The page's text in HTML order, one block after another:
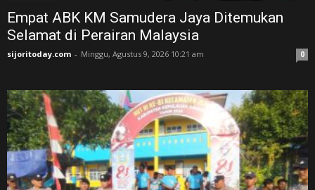
Empat ABK KM Samudera Jaya Ditemukan
Selamat di Perairan Malaysia
sijoritoday.com - Minggu, Agustus 9, 2026 10:21 am 0